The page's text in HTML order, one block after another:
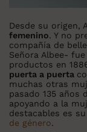
Desde su origen,
femenino. Y no
compañía de
Señora Albee-
productos en
puerta a puerta
muchas otras
pasado 135 años
apoyando a la
destacables es
de género.